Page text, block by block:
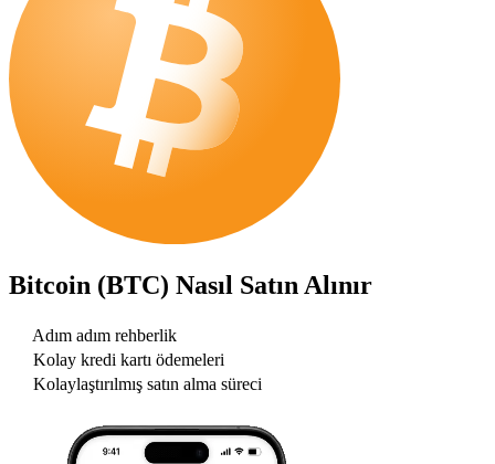
Bitcoin (BTC) Nasıl Satın Alınır
Adım adım rehberlik
Kolay kredi kartı ödemeleri
Kolaylaştırılmış satın alma süreci